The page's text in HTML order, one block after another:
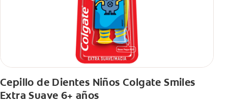
Cepillo de Dientes Niños Colgate Smiles
Extra Suave 6+ años